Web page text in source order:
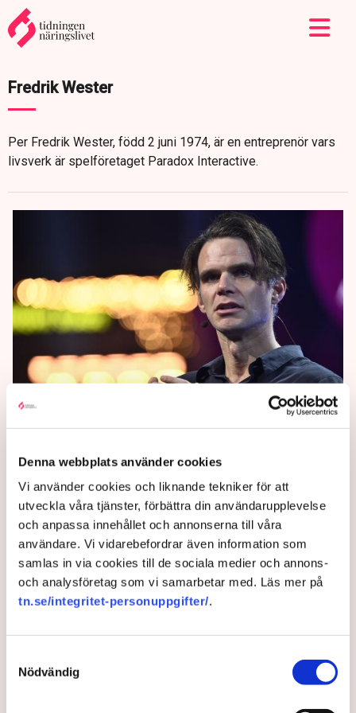
Denna webbplats använder cookies
Vi använder cookies och liknande tekniker för att
utveckla våra tjänster, förbättra din användarupplevelse
och anpassa innehållet och annonserna till våra
användare. Vi vidarebefordrar även information som
samlas in via cookies till de sociala medier och annons-
och analysföretag som vi samarbetar med. Läs mer på
tn.se/integritet-personuppgifter/.
Nödvändig
Fredrik Wester
Per Fredrik Wester, född 2 juni 1974, är en entreprenör vars
livsverk är spelföretaget Paradox Interactive.
”Plötsligt är tillväxtfrågor på
den politiska agendan”
Regeringen måste göra mer än att mingla med
techentreprenörer, skriver Mattias Svensson på
SvD:s ledarsida.
3 months ago | Av: Redaktionen